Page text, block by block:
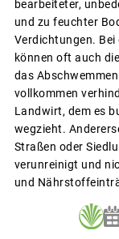
bearbeiteter,
und zu feuchter
Verdichtungen. Bei
können oft auch
das
vollkommen
Landwirt, dem es
wegzieht.
Straßen oder
verunreinigt und
und
Die Lösung lässt